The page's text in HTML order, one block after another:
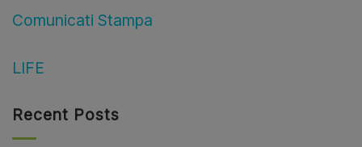
Comunicati Stampa
LIFE
Recent Posts